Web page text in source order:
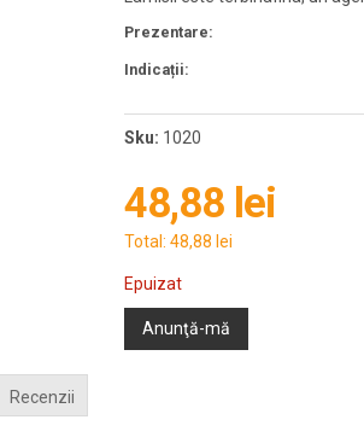
Prezentare:
Indicații:
Sku: 1020
48,88 lei
Total: 48,88 lei
Epuizat
Anunţă-mă
Recenzii